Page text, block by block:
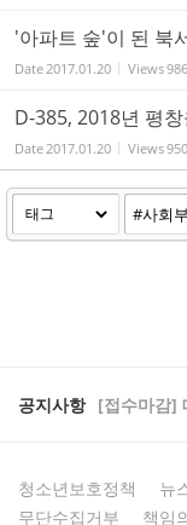
'아파트 숲'이 된 북
Date2017.01.20 Views
D-385, 2018년 평
Date2017.01.20 Views
공지사항 [접수마감]
청소년보호정책 뉴
무단수집거부
책임